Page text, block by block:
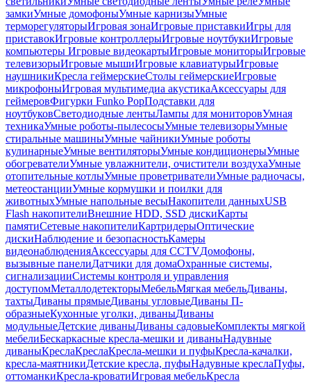
замкиУмные домофоныУмные карнизыУмные
терморегуляторыИгровая зонаИгровые приставкиИгры для
приставокИгровые контроллерыИгровые ноутбукиИгровые
компьютеры Игровые видеокартыИгровые мониторыИгровые
телевизорыИгровые мышиИгровые клавиатурыИгровые
наушникиКресла геймерскиеСтолы геймерскиеИгровые
микрофоныИгровая мультимедиа акустикаАксессуары для
геймеровФигурки Funko PopПодставки для
ноутбуковСветодиодные лентыЛампы для мониторовУмная
техникаУмные роботы-пылесосыУмные телевизорыУмные
стиральные машиныУмные чайникиУмные роботы
кулинарныеУмные вентиляторыУмные кондиционерыУмные
обогревателиУмные увлажнители, очистители воздухаУмные
отопительные котлыУмные проветривателиУмные радиочасы,
метеостанцииУмные кормушки и поилки для
животныхУмные напольные весыНакопители данныхUSB
Flash накопителиВнешние HDD, SSD дискиКарты
памятиСетевые накопителиКартридерыОптические
дискиНаблюдение и безопасностьКамеры
видеонаблюденияАксессуары для CCTVДомофоны,
вызывные панелиДатчики для домаОхранные системы,
сигнализацииСистемы контроля и управления
доступомМеталлодетекторыМебельМягкая мебельДиваны,
тахтыДиваны прямыеДиваны угловыеДиваны П-
образныеКухонные уголки, диваныДиваны
модульныеДетские диваныДиваны садовыеКомплекты мягкой
мебелиБескаркасные кресла-мешки и диваныНадувные
диваныКреслаКреслаКресла-мешки и пуфыКресла-качалки,
кресла-маятникиДетские кресла, пуфыНадувные креслаПуфы,
оттоманкиКресла-кроватиИгровая мебельКресла